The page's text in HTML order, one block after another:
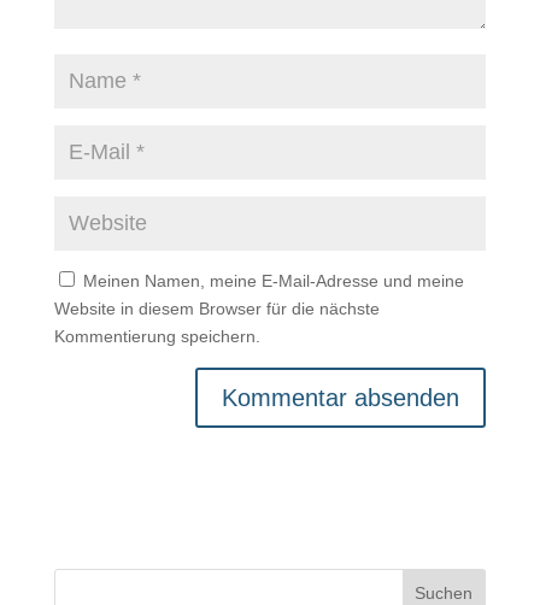
Meinen Namen, meine E-Mail-Adresse und meine
Website in diesem Browser für die nächste
Kommentierung speichern.
Suchen